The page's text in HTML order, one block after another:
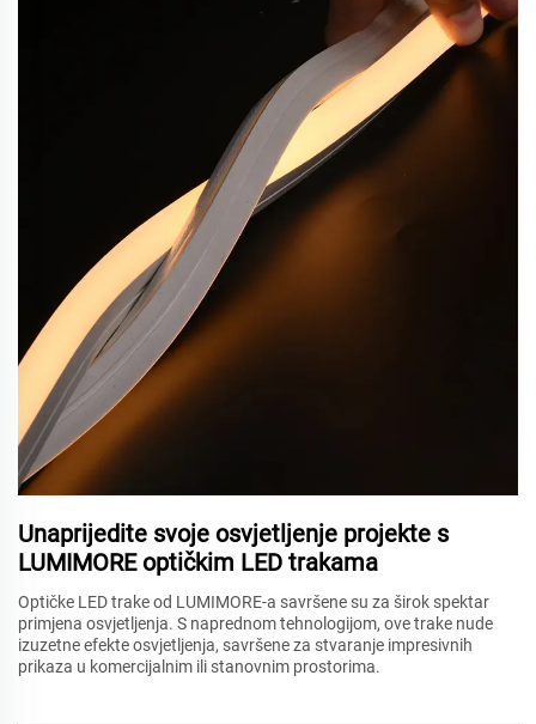
Unaprijedite svoje osvjetljenje projekte s
LUMIMORE optičkim LED trakama
Optičke LED trake od LUMIMORE-a savršene su za širok spektar
primjena osvjetljenja. S naprednom tehnologijom, ove trake nude
izuzetne efekte osvjetljenja, savršene za stvaranje impresivnih
prikaza u komercijalnim ili stanovnim prostorima.